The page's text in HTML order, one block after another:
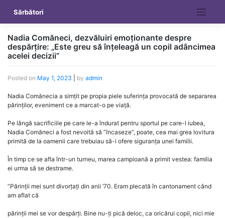
content
Sărbători
Nadia Comăneci, dezvăluiri emoționante despre
despărțire: „Este greu să înțeleagă un copil adâncimea
acelei decizii”
Posted on May 1, 2023 by admin
Nadia Comănecia a simțit pe propia piele suferința provocată de separarea
părinților, eveniment ce a marcat-o pe viață.
Pe lângă sacrificiile pe care le-a îndurat pentru sportul pe care-l iubea,
Nadia Comăneci a fost nevoită să ”încaseze”, poate, cea mai grea lovitura
primită de la oamenii care trebuiau să-i ofere siguranța unei familii.
În timp ce se afla într-un turneu, marea campioană a primit vestea: familia
ei urma să se destrame.
”Părinții mei sunt divorțați din anii ‘70. Eram plecată în cantonament când
am aflat că
părinții mei se vor despărți. Bine nu-ți pică deloc, ca oricărui copil, nici mie